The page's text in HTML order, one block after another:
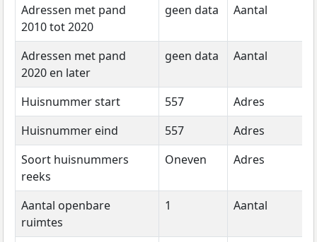
Adressen met pand
2010 tot 2020
geen data Aantal
Adressen met pand
2020 en later
geen data Aantal
Huisnummer start
557 Adres
Huisnummer eind
557 Adres
Soort huisnummers
reeks
Oneven Adres
Aantal openbare
ruimtes
1 Aantal